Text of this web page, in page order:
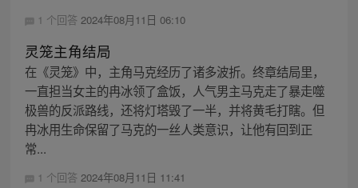
1 个回答 2024年08月11日 06:10
灵笼主角结局
在《灵笼》中，主角马克经历了诸多波折。终章结局里，
一直担当女主的冉冰领了盒饭，人气男主马克走了暴走噬
极兽的反派路线，还将灯塔毁了一半，并将黄毛打瞎。但
冉冰用生命保留了马克的一丝人类意识，让他有回到正
常...
1 个回答 2024年08月11日 11:41